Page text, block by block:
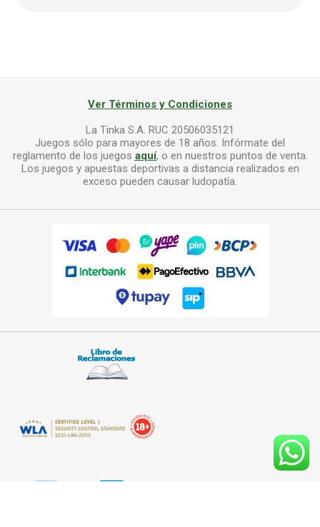
Ver Términos y Condiciones
La Tinka S.A. RUC 20506035121
Juegos sólo para mayores de 18 años. Infórmate del
reglamento de los juegos aquí, o en nuestros puntos de venta.
Los juegos y apuestas deportivas a distancia realizados en
exceso pueden causar ludopatía.